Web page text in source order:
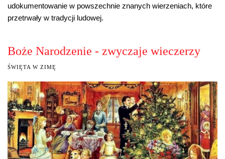
udokumentowanie w powszechnie znanych wierzeniach, które
przetrwały w tradycji ludowej.
Boże Narodzenie - zwyczaje wieczerzy
ŚWIĘTA W ZIMĘ